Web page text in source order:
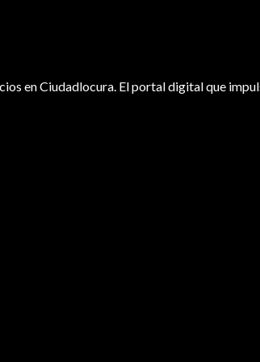
en Ciudadlocura. El portal digital que